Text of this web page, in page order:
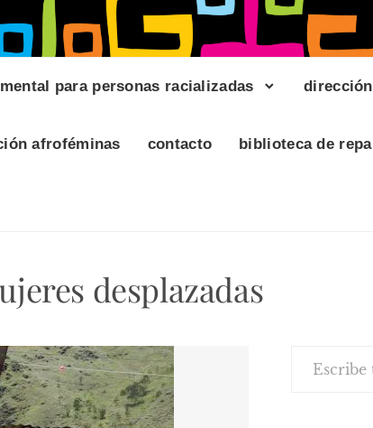
para personas racializadas dirección
afroféminas contacto biblioteca de
desplazadas